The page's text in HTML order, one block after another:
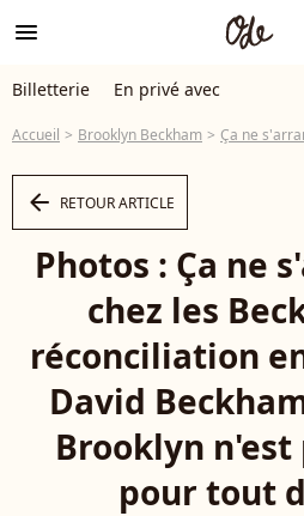
menu
Billetterie En privé avec
Accueil Brooklyn Beckham Ça ne s'arrange pas chez les
arrow_left RETOUR ARTICLE
Photos : Ça ne
chez les
réconciliation
David
Brooklyn n'est
pour tout